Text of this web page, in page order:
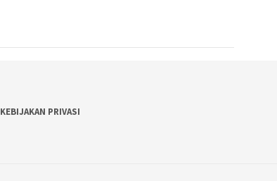
KEBIJAKAN PRIVASI